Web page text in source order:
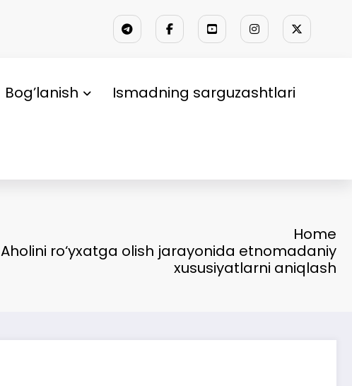
Bog’lanish Ismadning sarguzashtlari
Home
Aholini ro‘yxatga olish jarayonida etnomadaniy
xususiyatlarni aniqlash